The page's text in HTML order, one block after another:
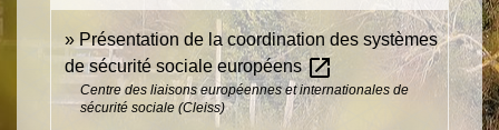
Présentation de la coordination des systèmes
de sécurité sociale européensopen_in_new
Centre des liaisons européennes et internationales de
sécurité sociale (Cleiss)